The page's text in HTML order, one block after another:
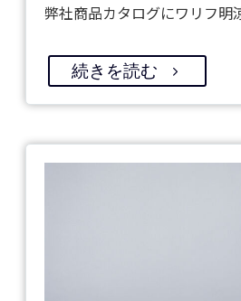
弊社商品カタログにワリフ
続きを読む